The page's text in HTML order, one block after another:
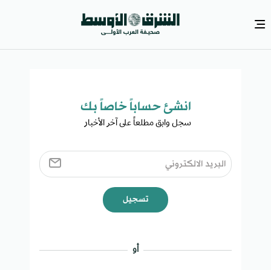
انشئ حساباً خاصاً بك​
سجل وابق مطلعاً على آخر الأخبار ​
تسجيل
أو